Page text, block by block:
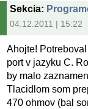
Sekcia:
04.12.2011 | 15:22
Ahojte!
port v jazyku C.
by malo
Tlacidlom som
470 ohmov (bal